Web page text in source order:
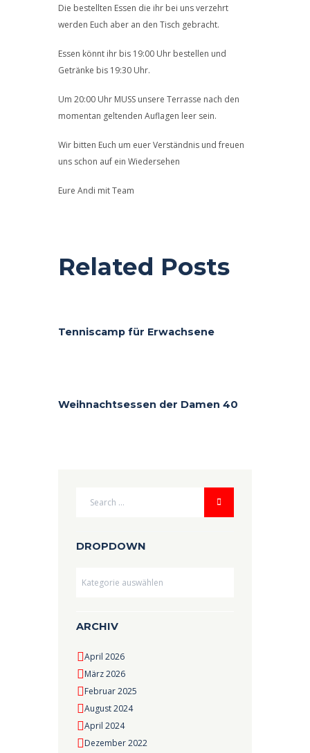
Die bestellten Essen die ihr bei uns verzehrt
werden Euch aber an den Tisch gebracht.
Essen könnt ihr bis 19:00 Uhr bestellen und
Getränke bis 19:30 Uhr.
Um 20:00 Uhr MUSS unsere Terrasse nach den
momentan geltenden Auflagen leer sein.
Wir bitten Euch um euer Verständnis und freuen
uns schon auf ein Wiedersehen
Eure Andi mit Team
Related Posts
Tenniscamp für Erwachsene
Weihnachtsessen der Damen 40
DROPDOWN
ARCHIV
April 2026
März 2026
Februar 2025
August 2024
April 2024
Dezember 2022